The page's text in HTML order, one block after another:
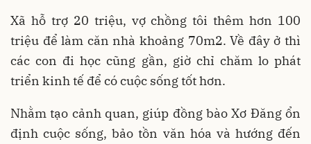
Xã hỗ trợ 20 triệu, vợ chồng tôi thêm hơn 100
triệu để làm căn nhà khoảng 70m2. Về đây ở thì
các con đi học cũng gần, giờ chỉ chăm lo phát
triển kinh tế để có cuộc sống tốt hơn.
Nhằm tạo cảnh quan, giúp đồng bào Xơ Đăng ổn
định cuộc sống, bảo tồn văn hóa và hướng đến